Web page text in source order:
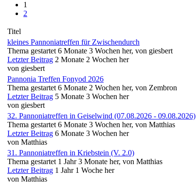
1
2
Titel
kleines Pannoniatreffen für Zwischendurch
Thema gestartet 6 Monate 3 Wochen her, von giesbert
Letzter Beitrag 2 Monate 2 Wochen her
von giesbert
Pannonia Treffen Fonyod 2026
Thema gestartet 6 Monate 2 Wochen her, von Zembron
Letzter Beitrag 5 Monate 3 Wochen her
von giesbert
32. Pannoniatreffen in Geiselwind (07.08.2026 - 09.08.2026)
Thema gestartet 6 Monate 3 Wochen her, von Matthias
Letzter Beitrag 6 Monate 3 Wochen her
von Matthias
31. Pannoniatreffen in Kriebstein (V. 2.0)
Thema gestartet 1 Jahr 3 Monate her, von Matthias
Letzter Beitrag 1 Jahr 1 Woche her
von Matthias